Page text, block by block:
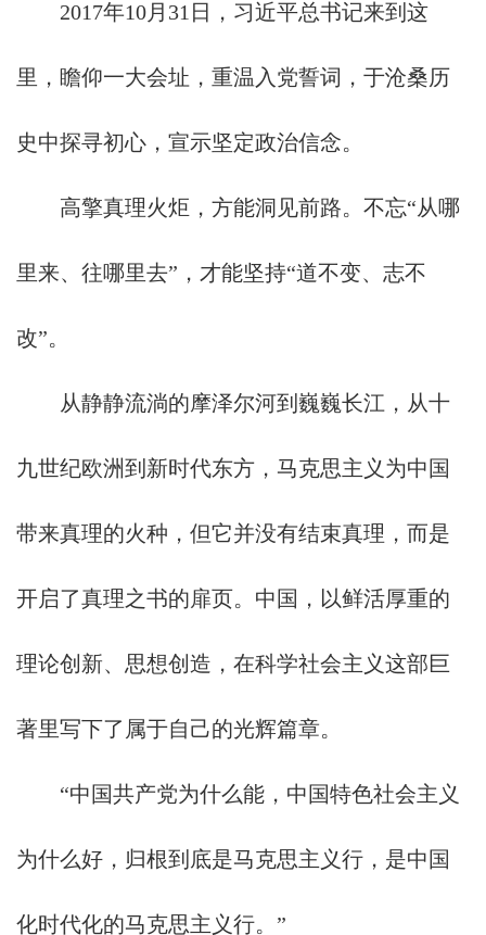
2017年10月31日，习近平总书记来到这
里，瞻仰一大会址，重温入党誓词，于沧桑历
史中探寻初心，宣示坚定政治信念。
高擎真理火炬，方能洞见前路。不忘“从哪
里来、往哪里去”，才能坚持“道不变、志不
改”。
从静静流淌的摩泽尔河到巍巍长江，从十
九世纪欧洲到新时代东方，马克思主义为中国
带来真理的火种，但它并没有结束真理，而是
开启了真理之书的扉页。中国，以鲜活厚重的
理论创新、思想创造，在科学社会主义这部巨
著里写下了属于自己的光辉篇章。
“中国共产党为什么能，中国特色社会主义
为什么好，归根到底是马克思主义行，是中国
化时代化的马克思主义行。”